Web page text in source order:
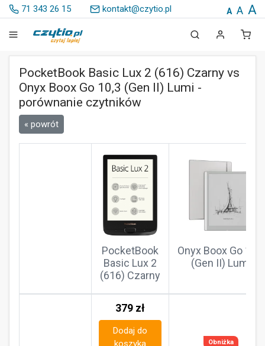
71 343 26 15 kontakt@czytio.pl A A A
PocketBook Basic Lux 2 (616) Czarny vs
Onyx Boox Go 10,3 (Gen II) Lumi -
porównanie czytników
« powrót
PocketBook
Basic Lux 2
(616) Czarny
Onyx Boox Go 10,3
(Gen II) Lumi
379 zł
Dodaj do
koszyka
Obniżka